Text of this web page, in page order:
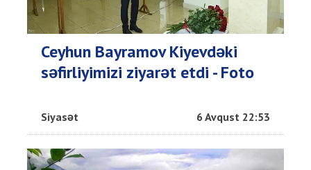
Ceyhun Bayramov Kiyevdəki
səfirliyimizi ziyarət etdi - Foto
Siyasət 6 Avqust 22:53